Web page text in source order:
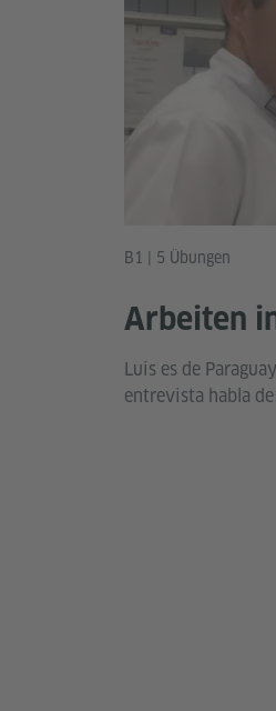
B1 | 5 Übungen
Arbeiten
Luis es de
entrevista habla